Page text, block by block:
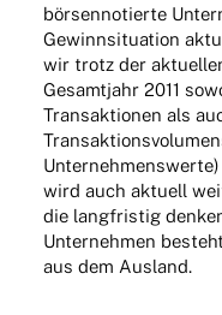
börsen­no­tierte
Gewinn­si­tua­tion
wir trotz der
Gesamt­jahr 2011
Trans­ak­tio­nen als
wird auch aktu­ell
die lang­fris­tig
Unter­neh­men
aus dem Ausland.